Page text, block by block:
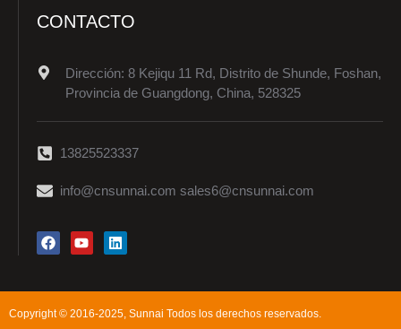
CONTACTO
Dirección: 8 Kejiqu 11 Rd, Distrito de Shunde, Foshan,
Provincia de Guangdong, China, 528325
13825523337
info@cnsunnai.com sales6@cnsunnai.com
Copyright © 2016-2025, Sunnai Todos los derechos reservados.